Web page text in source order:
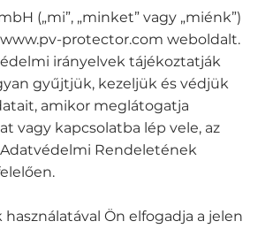
(„mi”, „minket” vagy „miénk”)
www.pv-protector.com weboldalt.
irányelvek tájékoztatják
gyűjtjük, kezeljük és védjük
amikor meglátogatja
vagy kapcsolatba lép vele, az
Adatvédelmi Rendeletének
Ön elfogadja a jelen